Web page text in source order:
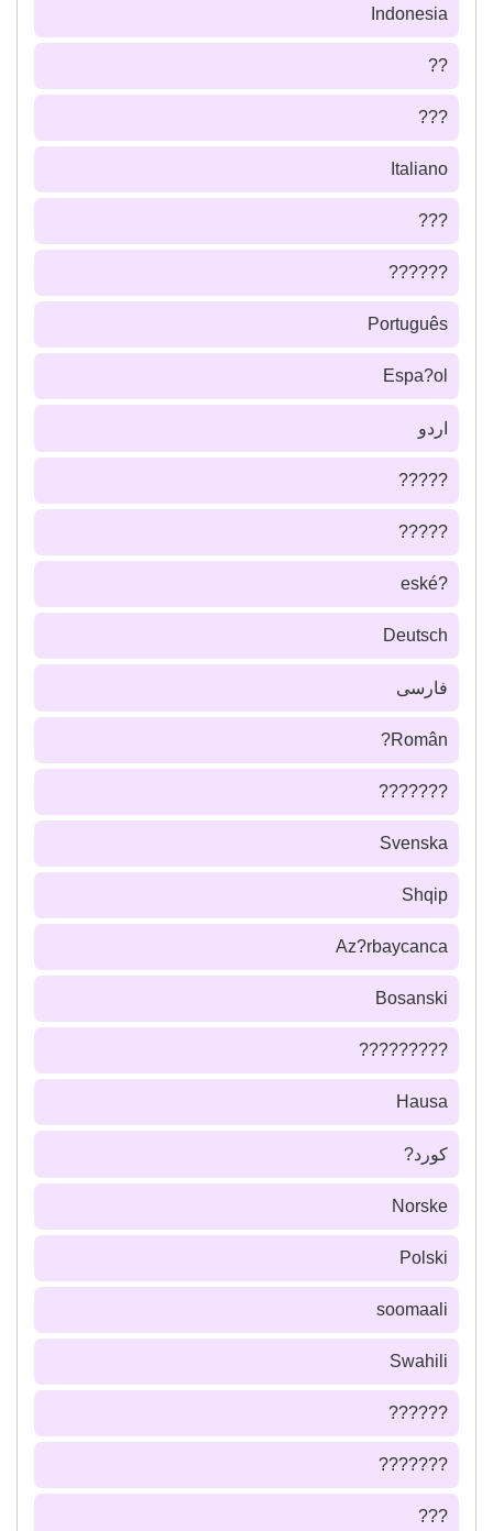
Indonesia
??
???
Italiano
???
??????
Português
Espa?ol
اردو
?????
?????
?eské
Deutsch
فارسى
Român?
???????
Svenska
Shqip
Az?rbaycanca
Bosanski
?????????
Hausa
كورد?
Norske
Polski
soomaali
Swahili
??????
???????
???